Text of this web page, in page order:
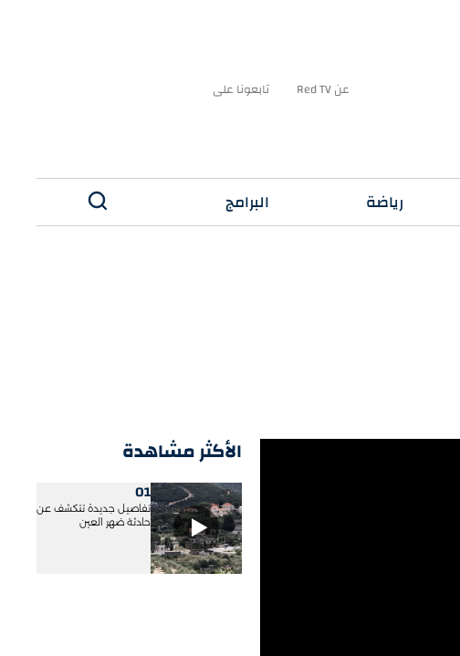
عن Red TV تابعونا على
رياضة البرامج
الأكثر مشاهدة
01
تفاصيل جديدة تتكشف عن
حادثة ضهر العين